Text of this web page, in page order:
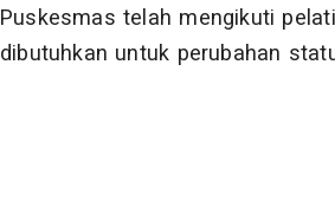
Puskesmas telah mengikuti
dibutuhkan untuk perubahan